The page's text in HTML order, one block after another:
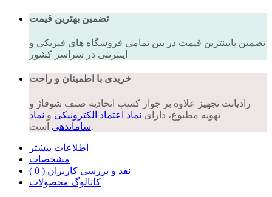
تضمین بهترین قیمت
تضمین پایینترین قیمت در بین تمامی فروشگاه های فیزیکی و
اینترنتی در سراسر کشور
خریدی با اطمینان و راحت
رادیانت تجهیز علاوه بر جواز کسب اتحادیه صنف شوفاژ و
تهویه مطبوع، دارای نماد اعتماد الکترونیکی و نماد
ساماندهیاست.
اطلاعات بیشتر
مشخصات
نقد و بررسی کاربران ( 0 )
کاتالوگ محصولات